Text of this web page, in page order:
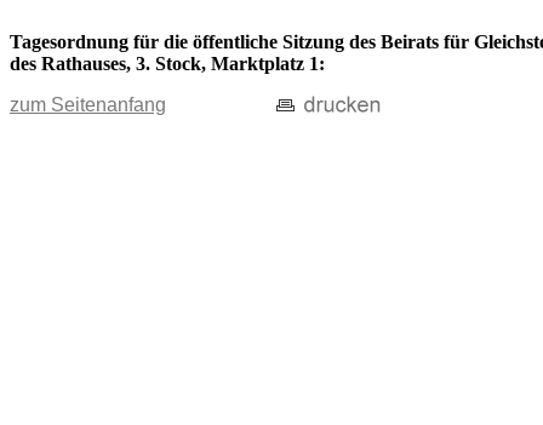
Tagesordnung für die öffentliche Sitzung des Beirats für
des Rathauses, 3. Stock, Marktplatz 1:
zum Seitenanfang